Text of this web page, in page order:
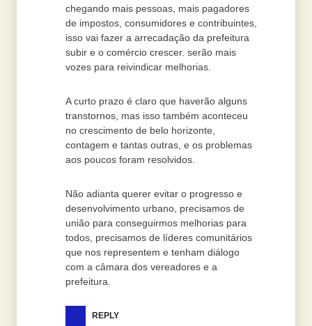
chegando mais pessoas, mais pagadores
de impostos, consumidores e contribuintes,
isso vai fazer a arrecadação da prefeitura
subir e o comércio crescer. serão mais
vozes para reivindicar melhorias.
A curto prazo é claro que haverão alguns
transtornos, mas isso também aconteceu
no crescimento de belo horizonte,
contagem e tantas outras, e os problemas
aos poucos foram resolvidos.
Não adianta querer evitar o progresso e
desenvolvimento urbano, precisamos de
união para conseguirmos melhorias para
todos, precisamos de líderes comunitários
que nos representem e tenham diálogo
com a câmara dos vereadores e a
prefeitura.
REPLY